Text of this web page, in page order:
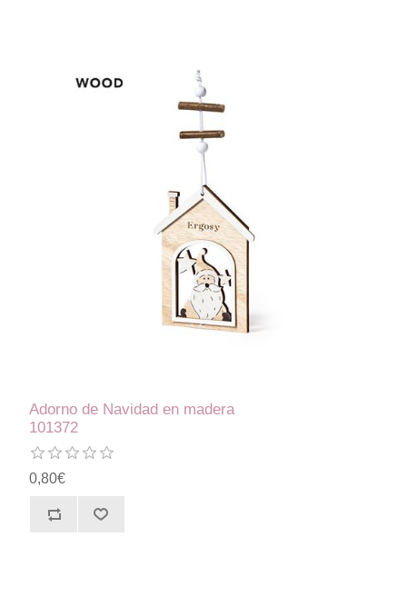
Adorno de Navidad en madera
101372
0,80€